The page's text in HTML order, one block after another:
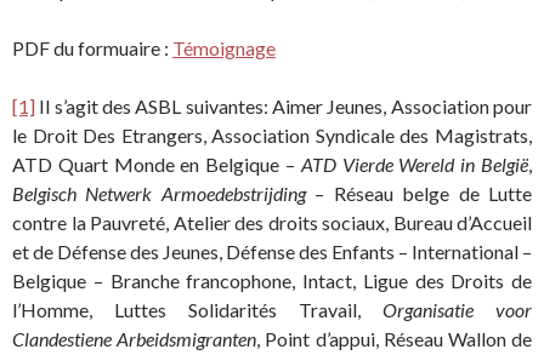
PDF du formuaire : Témoignage
[1] Il s’agit des ASBL suivantes: Aimer Jeunes, Association pour
le Droit Des Etrangers, Association Syndicale des Magistrats,
ATD Quart Monde en Belgique – ATD Vierde Wereld in België,
Belgisch Netwerk Armoedebstrijding– Réseau belge de Lutte
contre la Pauvreté, Atelier des droits sociaux, Bureau d’Accueil
et de Défense des Jeunes, Défense des Enfants – International –
Belgique – Branche francophone, Intact, Ligue des Droits de
l’Homme, Luttes Solidarités Travail, Organisatie voor
Clandestiene Arbeidsmigranten, Point d’appui, Réseau Wallon de